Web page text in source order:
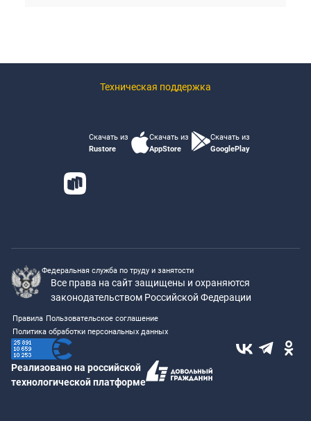
Техническая поддержка
Скачать из
Rustore
Скачать из
AppStore
Скачать из
GooglePlay
Федеральная служба по труду и занятости
Все права на сайт защищены и охраняются
законодательством Российской Федерации
Правила Пользовательское соглашение
Политика обработки персональных данных
Реализовано на российской
технологической платформе